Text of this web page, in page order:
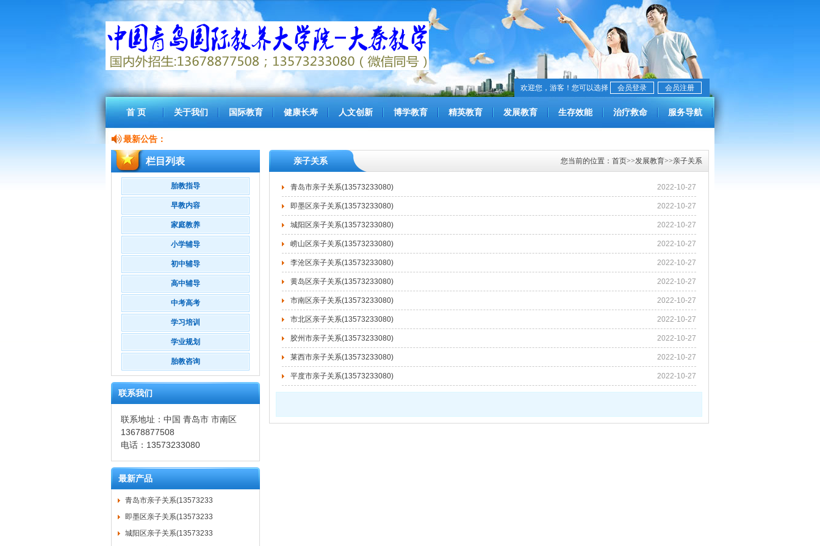
会员注册
会员登录
欢迎您，游客！您可以选择
首 页 关于我们 国际教育 健康长寿 人文创新 博学教育 精英教育 发展教育 生存效能 治疗救命 服务导航
最新公告：
栏目列表
胎教指导
早教内容
家庭教养
小学辅导
初中辅导
高中辅导
中考高考
学习培训
学业规划
胎教咨询
联系我们
联系地址：中国 青岛市 市南区
13678877508
电话：13573233080
最新产品
青岛市亲子关系(13573233
即墨区亲子关系(13573233
城阳区亲子关系(13573233
您当前的位置： 首页>>发展教育>>亲子关系
亲子关系
2022-10-27
青岛市亲子关系(13573233080)
2022-10-27
即墨区亲子关系(13573233080)
2022-10-27
城阳区亲子关系(13573233080)
2022-10-27
崂山区亲子关系(13573233080)
2022-10-27
李沧区亲子关系(13573233080)
2022-10-27
黄岛区亲子关系(13573233080)
2022-10-27
市南区亲子关系(13573233080)
2022-10-27
市北区亲子关系(13573233080)
2022-10-27
胶州市亲子关系(13573233080)
2022-10-27
莱西市亲子关系(13573233080)
2022-10-27
平度市亲子关系(13573233080)